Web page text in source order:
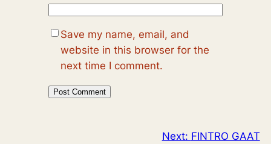
Save my name, email, and
website in this browser for the
next time I comment.
Next: FINTRO GAAT